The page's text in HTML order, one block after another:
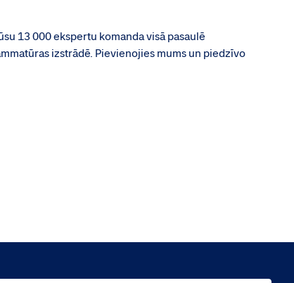
13 000 ekspertu komanda visā pasaulē
izstrādē. Pievienojies mums un piedzīvo